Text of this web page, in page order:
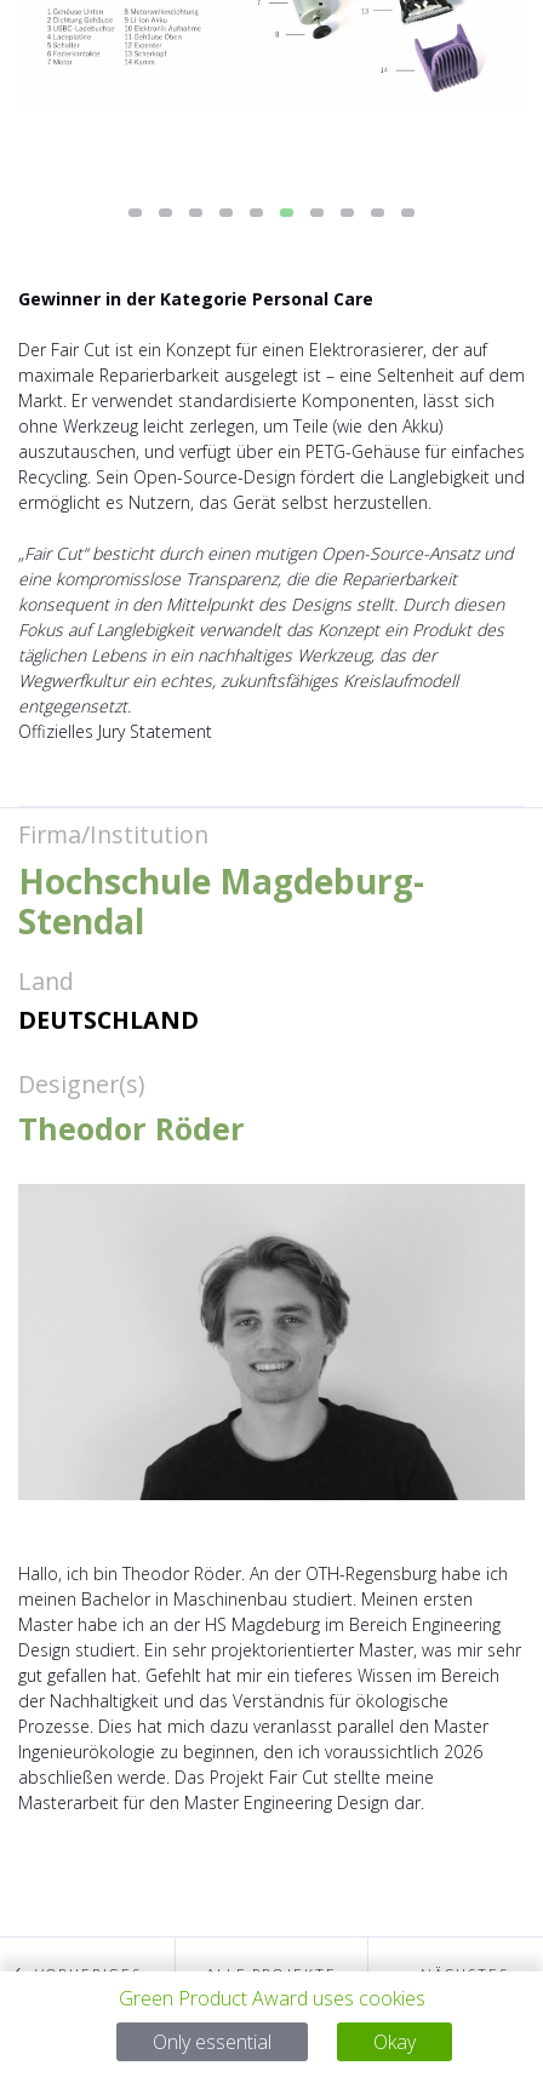
Gewinner in der Kategorie Personal Care
Der Fair Cut ist ein Konzept für einen Elektrorasierer, der auf
maximale Reparierbarkeit ausgelegt ist – eine Seltenheit auf dem
Markt. Er verwendet standardisierte Komponenten, lässt sich
ohne Werkzeug leicht zerlegen, um Teile (wie den Akku)
auszutauschen, und verfügt über ein PETG-Gehäuse für einfaches
Recycling. Sein Open-Source-Design fördert die Langlebigkeit und
ermöglicht es Nutzern, das Gerät selbst herzustellen.
„Fair Cut“ besticht durch einen mutigen Open-Source-Ansatz und
eine kompromisslose Transparenz, die die Reparierbarkeit
konsequent in den Mittelpunkt des Designs stellt. Durch diesen
Fokus auf Langlebigkeit verwandelt das Konzept ein Produkt des
täglichen Lebens in ein nachhaltiges Werkzeug, das der
Wegwerfkultur ein echtes, zukunftsfähiges Kreislaufmodell
entgegensetzt.
Offizielles Jury Statement
Firma/Institution
Hochschule Magdeburg-
Stendal
Land
DEUTSCHLAND
Designer(s)
Theodor Röder
Hallo, ich bin Theodor Röder. An der OTH-Regensburg habe ich
meinen Bachelor in Maschinenbau studiert. Meinen ersten
Master habe ich an der HS Magdeburg im Bereich Engineering
Design studiert. Ein sehr projektorientierter Master, was mir sehr
gut gefallen hat. Gefehlt hat mir ein tieferes Wissen im Bereich
der Nachhaltigkeit und das Verständnis für ökologische
Prozesse. Dies hat mich dazu veranlasst parallel den Master
Ingenieurökologie zu beginnen, den ich voraussichtlich 2026
abschließen werde. Das Projekt Fair Cut stellte meine
Masterarbeit für den Master Engineering Design dar.
VORHERIGES ALLE PROJEKTE NÄCHSTES
Green Product Award uses cookies
Only essential
Okay